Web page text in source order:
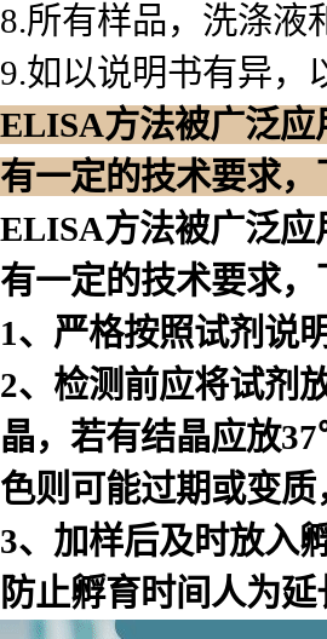
8.所有样品，洗涤液
9.如以说明书有异，
ELISA方法被广泛应
有一定的技术要求
ELISA方法被广泛应
有一定的技术要求
1、严格按照试剂说
2、检测前应将试剂
晶，若有结晶应放
色则可能过期或变
3、加样后及时放入
防止孵育时间人为